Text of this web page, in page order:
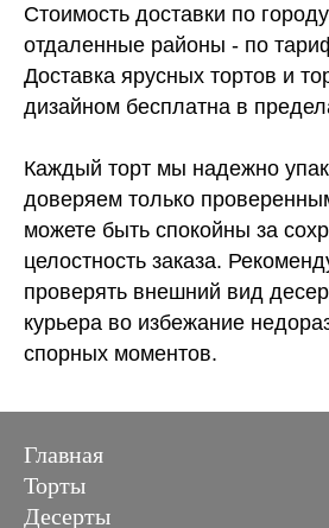
Стоимость доставки по
отдаленные районы - по
Доставка ярусных тортов и
дизайном бесплатна в
Каждый торт мы надежно
доверяем только
можете быть спокойны за
целостность заказа.
проверять внешний вид
курьера во избежание
спорных моментов.
Главная
Торты
Десерты